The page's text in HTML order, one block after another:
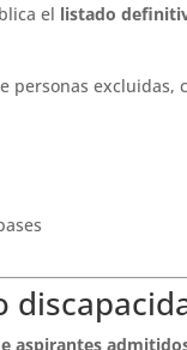
el listado
personas excluidas,
aspirantes